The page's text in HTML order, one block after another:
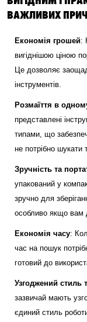
ВАЖЛИВИХ
Економія грошей:
вигіднішою ціною
Це дозволяє
інструментів.
Розмаїття в
представлені
типами, що
не потрібно шукати
Зручність та
упакований у
зручно для
особливо якщо вам
Економія часу:
час на пошук
готовий до
Узгоджений стиль
зазвичай мають
єдиний стиль